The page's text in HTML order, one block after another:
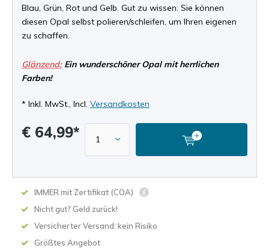
Blau, Grün, Rot und Gelb. Gut zu wissen: Sie können
diesen Opal selbst polieren/schleifen, um Ihren eigenen
zu schaffen.
Glänzend:Ein wunderschöner Opal mit herrlichen
Farben!
* Inkl. MwSt., Incl. Versandkosten
€ 64,99*
IMMER mit Zertifikat (COA)
Nicht gut? Geld zurück!
Versicherter Versand: kein Risiko
Größtes Angebot